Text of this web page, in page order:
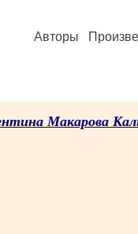
Авторы
Макарова